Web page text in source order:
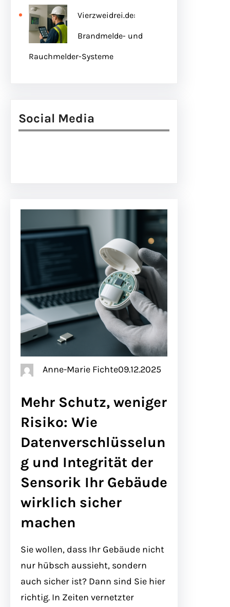
Vierzweidrei.de:
Brandmelde- und
Rauchmelder-Systeme
Social Media
Anne-Marie Fichte09.12.2025
Mehr Schutz, weniger
Risiko: Wie
Datenverschlüsselun
g und Integrität der
Sensorik Ihr Gebäude
wirklich sicher
machen
Sie wollen, dass Ihr Gebäude nicht
nur hübsch aussieht, sondern
auch sicher ist? Dann sind Sie hier
richtig. In Zeiten vernetzter